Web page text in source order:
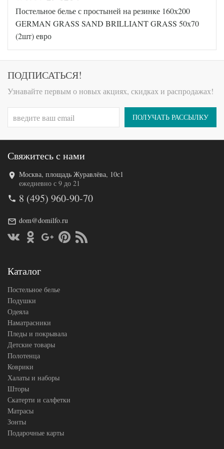
Артикул
GG-17160
50
Ткань
Сатин
Размер
пододеяльника
Размер
простыни
160х200
резинке)
наволочек
(2шт)
(Австрия)
Код товара
562-120
Артикул
50
Размер
200х220
Размер
160х200
наволочек
Производитель
Постельное белье с простыней на резинке 160х200
GERMAN GRASS SAND BRILLIANT GRASS 50х70
(2шт) евро
ПОДПИСАТЬСЯ!
Узнавайте первым о новых акциях, скидках и распродажах!
ПОЛУЧАТЬ РАССЫЛКУ
Свяжитесь с нами
Москва, площадь Журавлёва, 10с1
ежедневно с 9 до 21
8 (495) 960-90-70
dom@domilfo.ru
Каталог
Постельное белье
Подушки
Одеяла
Наматрасники
Пледы и покрывала
Детские товары
Полотенца
Коврики
Халаты и наборы
Шторы
Скатерти и салфетки
Матрасы
Зонты
Подарочные карты